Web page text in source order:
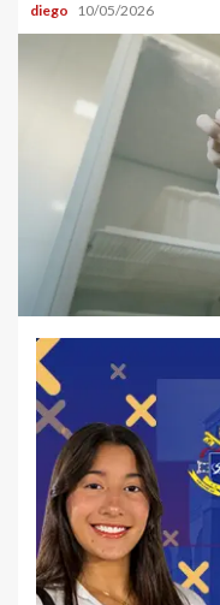
diego 10/05/2026